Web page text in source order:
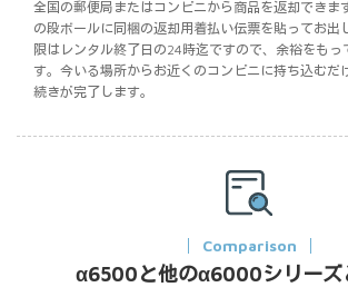
全国の郵便局またはコンビニから商品を返却できま
の段ボールに同梱の返却用着払い伝票を貼ってお出
限はレンタル終了日の24時迄ですので、余裕をもっ
す。今いる場所からお近くのコンビニに持ち込むだ
続きが完了します。
Comparison
α6500と他のα6000シリーズ